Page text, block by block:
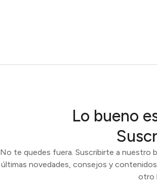
Lo bueno
No te quedes fuera. Suscribirte a nuestro
últimas novedades, consejos y
otro